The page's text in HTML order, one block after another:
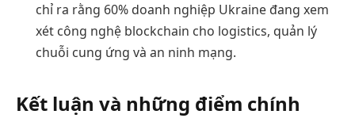
chỉ ra rằng 60% doanh nghiệp Ukraine đang xem
xét công nghệ blockchain cho logistics, quản lý
chuỗi cung ứng và an ninh mạng.
Kết luận và những điểm chính